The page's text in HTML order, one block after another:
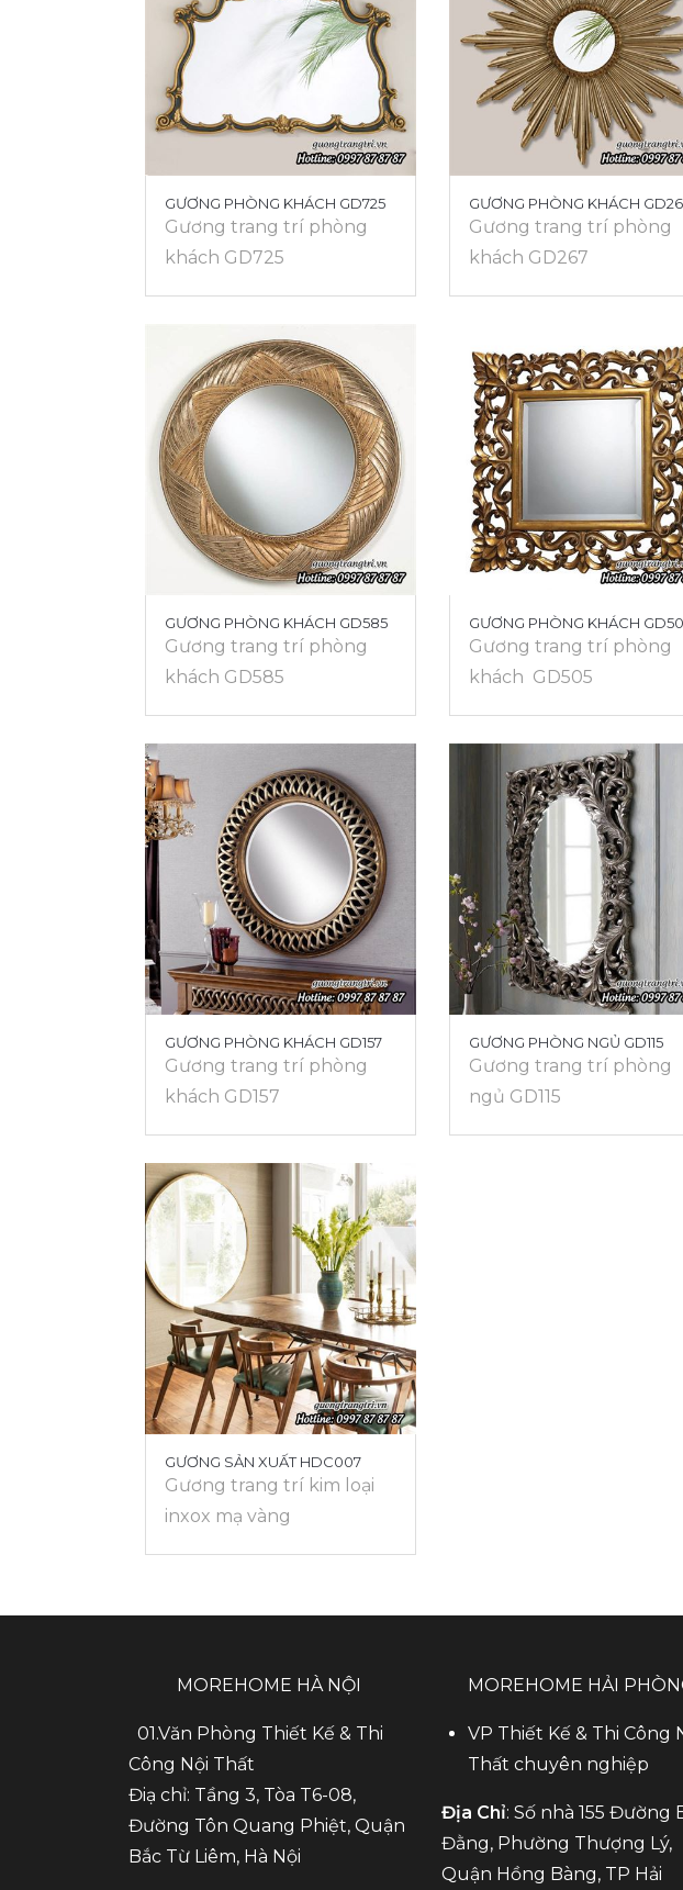
GƯƠNG SẢN XUẤT HDC007
Gương trang trí kim loại
inxox mạ vàng
GƯƠNG PHÒNG NGỦ GD115
Gương trang trí phòng
ngủ GD115
GƯƠNG PHÒNG KHÁCH GD157
Gương trang trí phòng
khách GD157
GƯƠNG PHÒNG KHÁCH
Gương trang trí phòng
khách GD505
GƯƠNG PHÒNG KHÁCH GD585
Gương trang trí phòng
khách GD585
GƯƠNG PHÒNG KHÁCH
Gương trang trí phòng
khách GD267
GƯƠNG PHÒNG KHÁCH GD725
Gương trang trí phòng
khách GD725
MOREHOME HÀ NỘI
01.Văn Phòng Thiết Kế & Thi
Công Nội Thất
Điạ chỉ: Tầng 3, Tòa T6-08,
Đường Tôn Quang Phiệt, Quận
Bắc Từ Liêm, Hà Nội
MOREHOME HẢI
VP Thiết Kế & Thi Công
Thất chuyên nghiệp
Địa Chỉ: Số nhà 155 Đường
Đằng, Phường Thượng Lý,
Quận Hồng Bàng, TP Hải